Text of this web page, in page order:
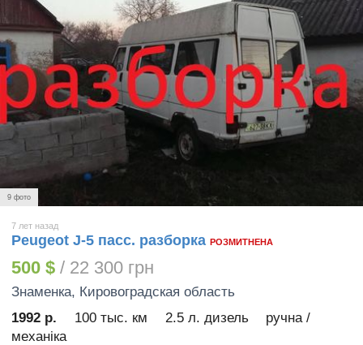
9 фото
7 лет назад
Peugeot J-5 пасс. разборка РОЗМИТНЕНА
500 $ / 22 300 грн
Знаменка, Кировоградская область
1992 р.
100 тыс. км 2.5 л. дизель
ручна /
механіка